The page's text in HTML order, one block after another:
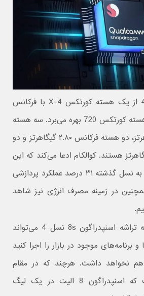
اسنپدراگون 8s نسل 4 از یک هسته کورتکس X-4 با فرکانس
۳.۲ گیگاهرتز و هفت هسته کورتکس 720 بهره می‌برد. سه هسته
دارای فرکانس ۳ گیگاهرتز، دو هسته فرکانس ۲.۸۰ گیگاهرتز و دو
۲.۰۲ گیگاهرتز هستند. کوالکام ادعا می‌کند که این
ترکیب می‌تواند نسبت به نسل گذشته ۳۱ درصد عملکرد پردازشی
در زمینه مصرف انرژی نیز شاهد
تردیدی وجود ندارد که تراشه اسنپدراگون 8s نسل 4 می‌تواند
برنامه‌های موجود در بازار را اجرا کنید
نخواهد داشت. هرچند که در مقام
مقایسه می‌توان گفت که اسنپدراگون 8 الیت در یک لیگ